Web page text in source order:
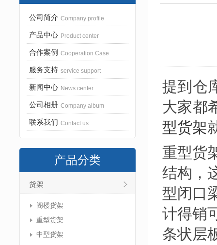
公司简介 Company profile
产品中心 Product center
合作案例 Cooperation Case
服务支持 service support
新闻中心 News center
公司相册 Company album
联系我们 Contact us
产品分类
货架
阁楼货架
重型货架
中型货架
提到仓
大家都
型货架
重型货
结构，
型闭口
计得销
条状层